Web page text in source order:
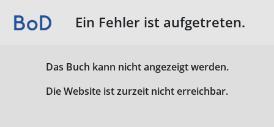
Ein Fehler ist aufgetreten.
Das Buch kann nicht angezeigt werden.
Die Website ist zurzeit nicht erreichbar.